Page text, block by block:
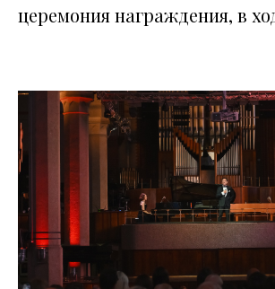
церемония награждения, в